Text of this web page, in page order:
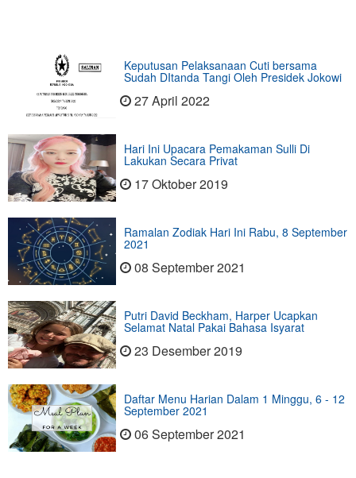
Keputusan Pelaksanaan Cuti bersama
Sudah DItanda Tangi Oleh Presidek Jokowi
27 April 2022
Hari Ini Upacara Pemakaman Sulli Di
Lakukan Secara Privat
17 Oktober 2019
Ramalan Zodiak Hari Ini Rabu, 8 September
2021
08 September 2021
Putri David Beckham, Harper Ucapkan
Selamat Natal Pakai Bahasa Isyarat
23 Desember 2019
Daftar Menu Harian Dalam 1 Minggu, 6 - 12
September 2021
06 September 2021